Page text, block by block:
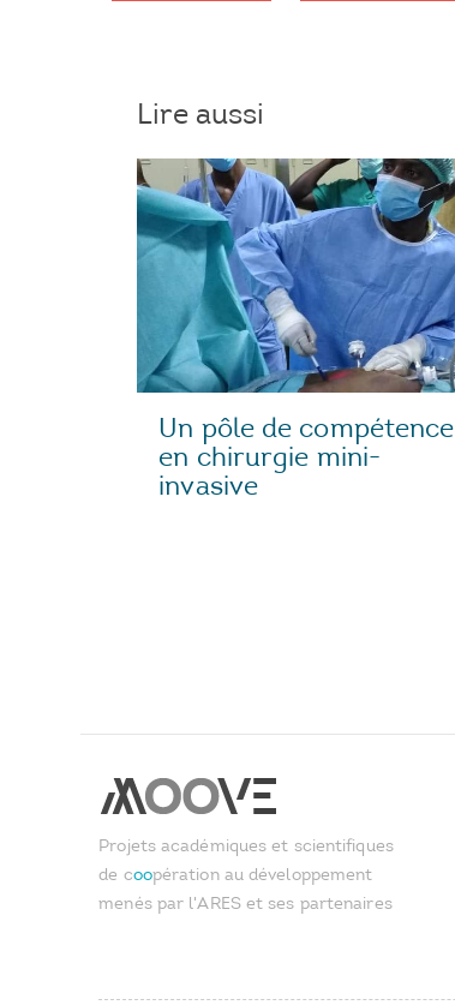
Lire aussi
Un pôle de compétence
en chirurgie mini-
invasive
Projets académiques et scientifiques
de coopération au développement
menés par l'ARES et ses partenaires